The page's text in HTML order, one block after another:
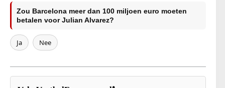
Zou Barcelona meer dan 100 miljoen euro moeten
betalen voor Julian Alvarez?
Ja Nee